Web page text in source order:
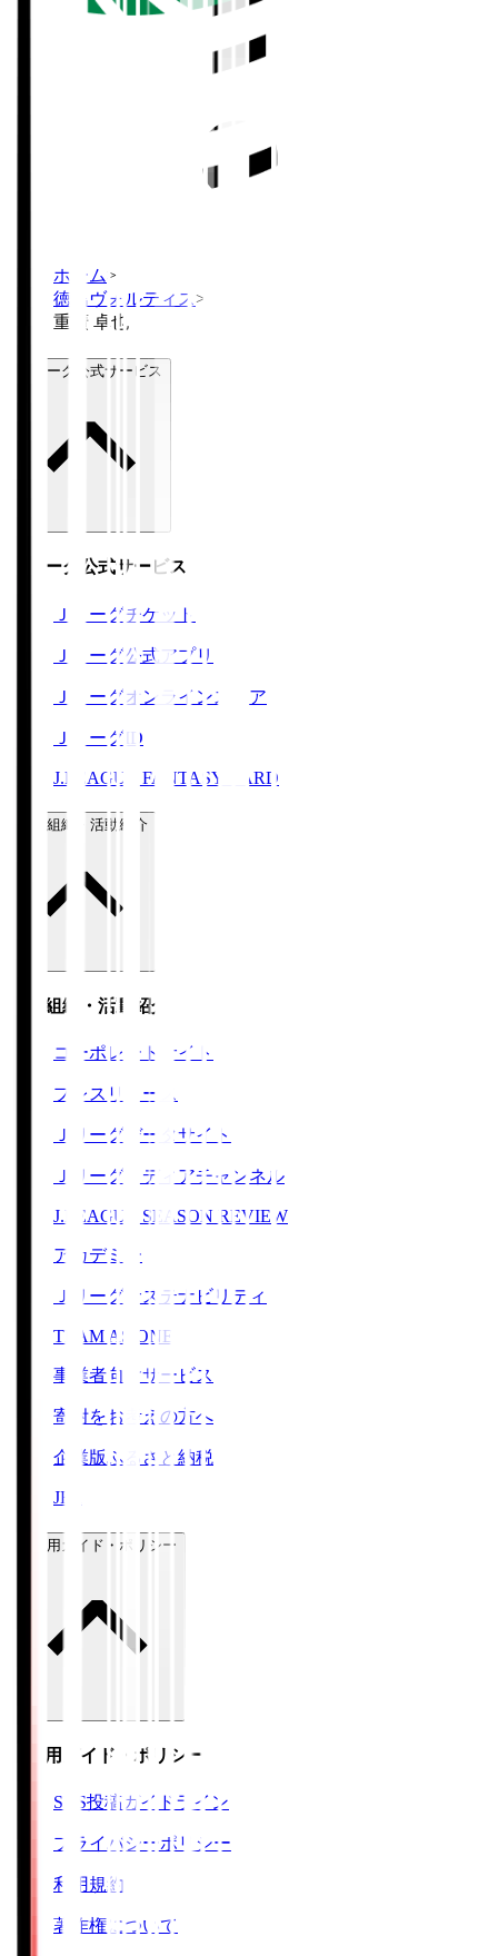
ホーム >
徳島ヴォルティス>
重廣 卓也
Ｊリーグ公式サービス
Ｊリーグ公式サービス
Ｊリーグチケット
Ｊリーグ公式アプリ
Ｊリーグオンラインストア
ＪリーグID
J.LEAGUE FANTASY CARD
運営組織・活動紹介
運営組織・活動紹介
コーポレートサイト
プレスリリース
Ｊリーグデータサイト
Ｊリーグメディアチャンネル
J.LEAGUE SEASON REVIEW
アカデミー
Ｊリーグサステナビリティ
TEAM AS ONE
事業者向けサービス
寄附をお考えの方へ
企業版ふるさと納税
JFA
ご利用ガイド・ポリシー
ご利用ガイド・ポリシー
SNS投稿ガイドライン
プライバシーポリシー
利用規約
著作権について